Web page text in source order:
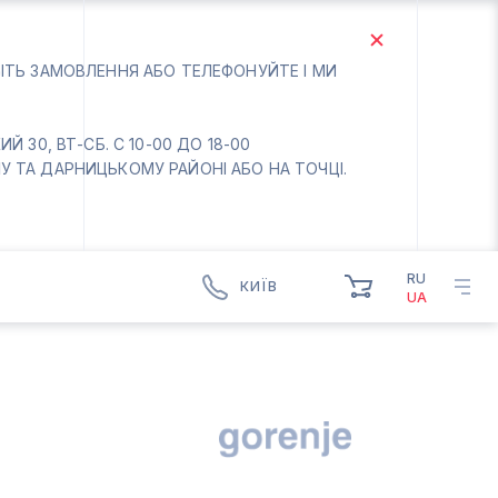
ЗАМОВЛЕННЯ АБО ТЕЛЕФОНУЙТЕ І МИ
30, ВТ-СБ. С 10-00 ДО 18-00
ТА ДАРНИЦЬКОМУ РАЙОНІ АБО НА ТОЧЦІ.
КИЇВ
RU
UA